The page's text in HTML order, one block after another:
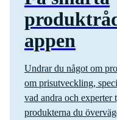
appen
Undrar du något om
om prisutveckling,
vad andra och experter
produkterna du